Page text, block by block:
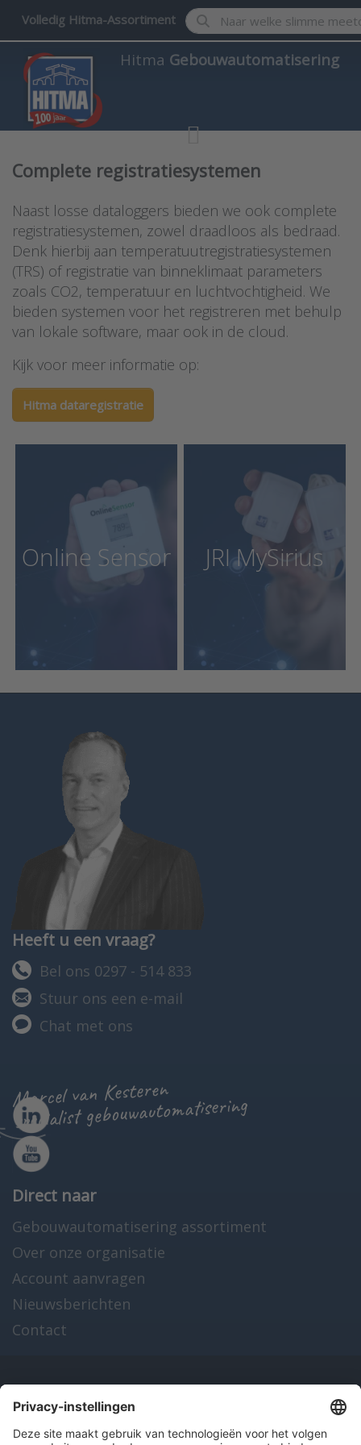
Volledig Hitma-Assortiment Enter a search term.
Hitma Gebouwautomatisering
Complete registratiesystemen
Naast losse dataloggers bieden we ook complete
registratiesystemen, zowel draadloos als bedraad.
Denk hierbij aan temperatuutregistratiesystemen
(TRS) of registratie van binneklimaat parameters
zoals CO2, temperatuur en luchtvochtigheid. We
bieden systemen voor het registreren met behulp
van lokale software, maar ook in de cloud.
Kijk voor meer informatie op:
Hitma dataregistratie
Online Sensor JRI MySirius
Heeft u een vraag?
Bel ons 0297 - 514 833
Stuur ons een e-mail
Chat met ons
Marcel van Kesteren
specialist gebouwautomatisering
Direct naar
Gebouwautomatisering assortiment
Over onze organisatie
Account aanvragen
Nieuwsberichten
Contact
Onze producten
en diensten
Over Hitma